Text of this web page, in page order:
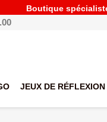
Boutique
JEUX DE RÉFLEXION